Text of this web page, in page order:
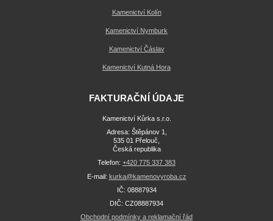
Kamenictví Kolín
Kamenictví Nymburk
Kamenictví Čáslav
Kamenictví Kutná Hora
FAKTURAČNÍ ÚDAJE
Kamenictví Kůrka s.r.o.
Adresa: Štěpánov 1,
535 01 Přelouč,
Česká republika
Telefon: +420 775 337 383
E-mail: kurka@kamenovyroba.cz
IČ: 08887934
DIČ: CZ08887934
Obchodní podmínky a reklamační řád